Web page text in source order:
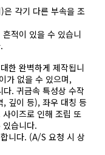
은 각기 다른 부속을 조
적이 있을 수 있습니
한 완벽하게 제작됩니
가 없을 수 있으며,
. 귀금속 특성상 수작
, 깊이 등), 좌우 대칭 등
이즈로 인해 조립 또
습니다.
니다. (A/S 요청 시 상